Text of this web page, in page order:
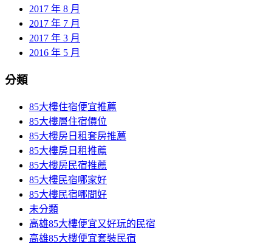
2017 年 8 月
2017 年 7 月
2017 年 3 月
2016 年 5 月
分類
85大樓住宿便宜推薦
85大樓層住宿價位
85大樓房日租套房推薦
85大樓房日租推薦
85大樓房民宿推薦
85大樓民宿哪家好
85大樓民宿哪間好
未分類
高雄85大樓便宜又好玩的民宿
高雄85大樓便宜套裝民宿